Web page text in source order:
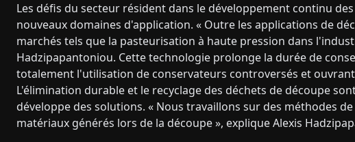
Les défis du secteur résident dans le développement continu
nouveaux domaines d'application. « Outre les applications de
marchés tels que la pasteurisation à haute pression dans
Hadzipapantoniou. Cette technologie prolonge la durée de
totalement l'utilisation de conservateurs controversés et
L'élimination durable et le recyclage des déchets de découpe
développe des solutions. « Nous travaillons sur des méthodes
matériaux générés lors de la découpe », explique Alexis